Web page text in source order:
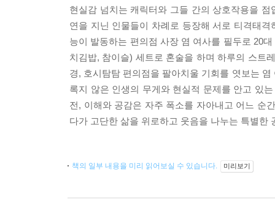
현실감 넘치는 캐릭터와 그들 간의 상호작용을
연을 지닌 인물들이 차례로 등장해 서로 티격태
능이 발동하는 편의점 사장 염 여사를 필두로 20
치김밥, 참이슬) 세트로 혼술을 하며 하루의 스트
경, 호시탐탐 편의점을 팔아치울 기회를 엿보는
록지 않은 인생의 무게와 현실적 문제를 안고 있
전, 이해와 공감은 자주 폭소를 자아내고 어느 순
다가 고단한 삶을 위로하고 웃음을 나누는 특별한
책의 일부 내용을 미리 읽어보실 수 있습니다. 미리보기